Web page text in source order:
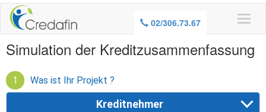
02/306.73.67
Simulation der Kreditzusammenfassung
1 Was ist Ihr Projekt ?
Kreditnehmer